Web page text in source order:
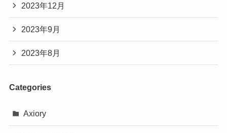
2023年12月
2023年9月
2023年8月
Categories
Axiory